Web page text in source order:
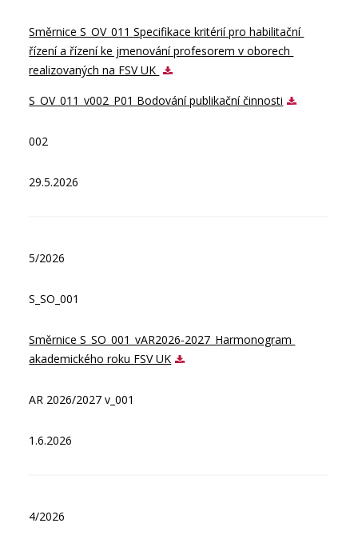
Směrnice S_OV_011 Specifikace kritérií pro habilitační
řízení a řízení ke jmenování profesorem v oborech
realizovaných na FSV UK
S_OV_011_v002_P01 Bodování publikační činnosti
002
29.5.2026
5/2026
S_SO_001
Směrnice S_SO_001_vAR2026-2027_Harmonogram
akademického roku FSV UK
AR 2026/2027 v_001
1.6.2026
4/2026